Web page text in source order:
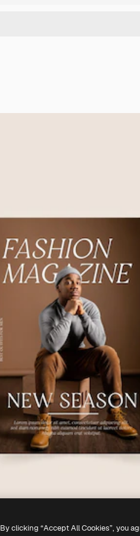
By clicking “Accept All Cookies”, you